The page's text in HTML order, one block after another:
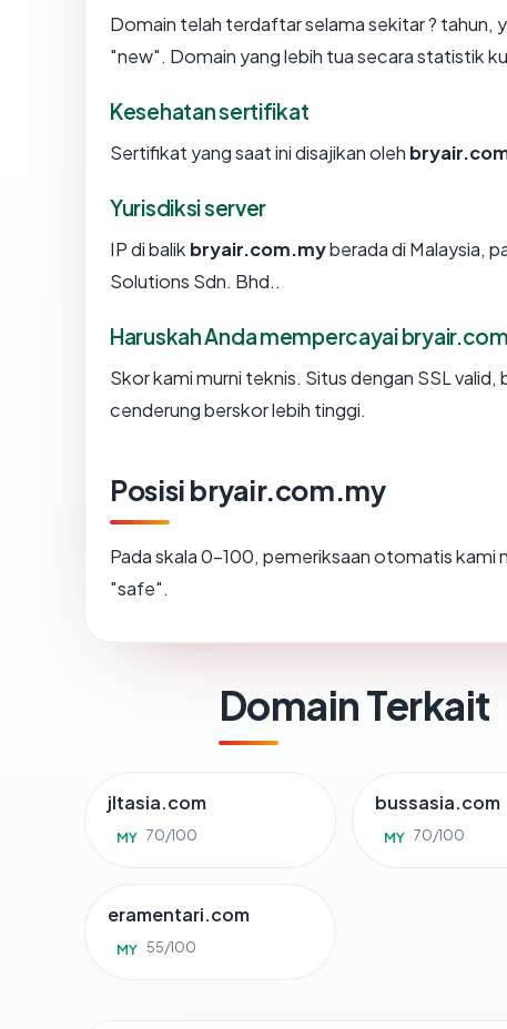
Domain telah terdaftar selama sekitar ?
"new". Domain yang lebih tua secara statistik
Kesehatan sertifikat
Sertifikat yang saat ini disajikan oleh
Yurisdiksi server
IP di balik bryair.com.myberada di Malaysia,
Solutions Sdn. Bhd..
Haruskah Anda mempercayai
Skor kami murni teknis. Situs dengan SSL
cenderung berskor lebih tinggi.
Posisi bryair.com.my
Pada skala 0-100, pemeriksaan otomatis kami
"safe".
Domain Terkait
jltasia.com
MY 70/100
bussasia.com
MY 70/100
eramentari.com
MY 55/100